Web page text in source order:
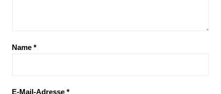
Name *
E-Mail-Adresse *